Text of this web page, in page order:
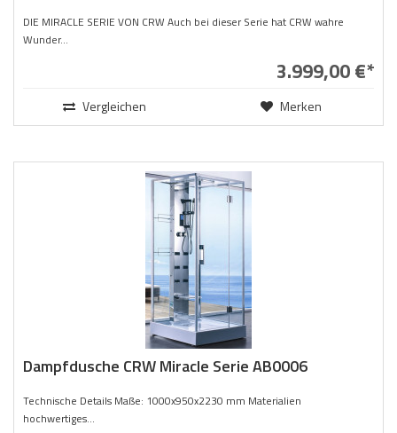
DIE MIRACLE SERIE VON CRW Auch bei dieser Serie hat CRW wahre
Wunder...
3.999,00 €*
Vergleichen Merken
Dampfdusche CRW Miracle Serie AB0006
Technische Details Maße: 1000x950x2230 mm Materialien
hochwertiges...